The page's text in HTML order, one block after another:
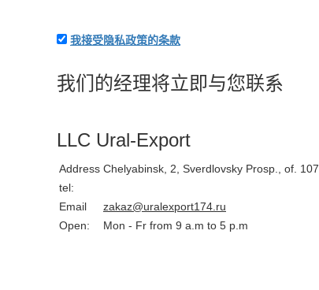
我接受隐私政策的条款
我们的经理将立即与您联系
LLC Ural-Export
Address Chelyabinsk, 2, Sverdlovsky Prosp., of. 107
tel:
Email
zakaz@uralexport174.ru
Open:
Mon - Fr from 9 a.m to 5 p.m